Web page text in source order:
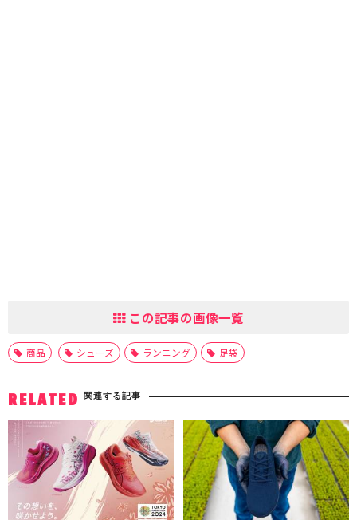
この記事の画像一覧
商品 シューズ ランニング 足袋
RELATED 関連する記事